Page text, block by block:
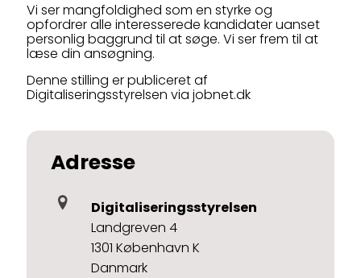
Vi ser mangfoldighed som en styrke og
opfordrer alle interesserede kandidater uanset
personlig baggrund til at søge. Vi ser frem til at
læse din ansøgning.
Denne stilling er publiceret af
Digitaliseringsstyrelsen via jobnet.dk
Adresse
Digitaliseringsstyrelsen
Landgreven 4
1301 København K
Danmark